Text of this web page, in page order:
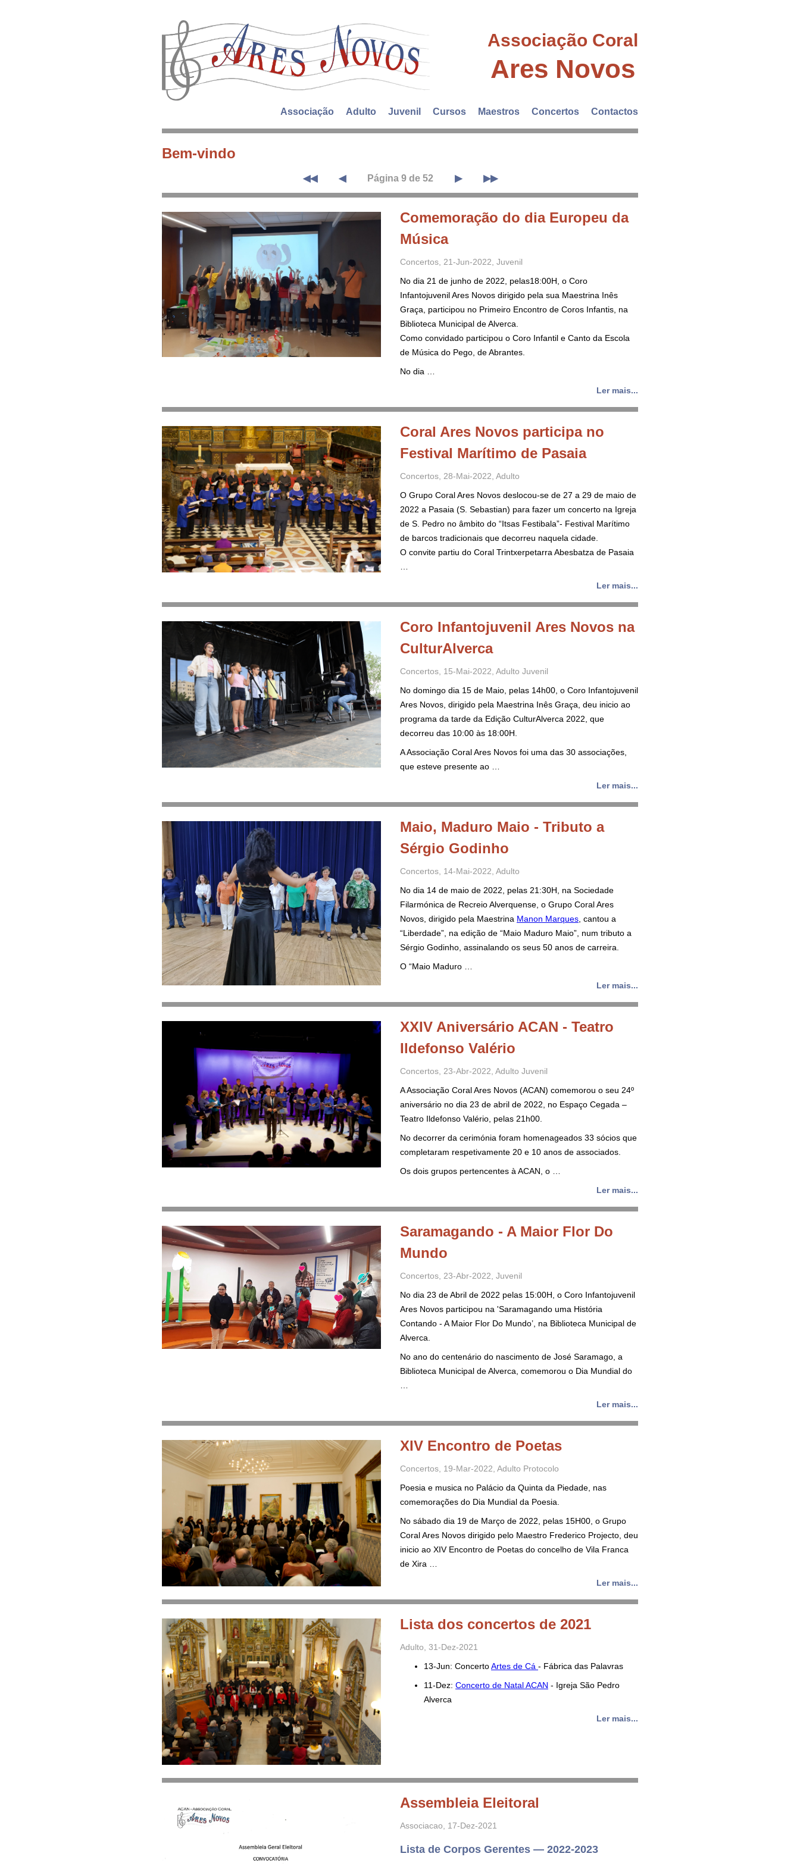
Associação Coral
Ares Novos
Associação Adulto Juvenil Cursos Maestros Concertos Contactos
Bem-vindo
◀◀ ◀ Página 9 de 52 ▶ ▶▶
Comemoração do dia Europeu da
Música
Concertos 21-Jun-2022 Juvenil
No dia 21 de junho de 2022, pelas18:00H, o Coro
Infantojuvenil Ares Novos dirigido pela sua Maestrina Inês
Graça, participou no Primeiro Encontro de Coros Infantis, na
Biblioteca Municipal de Alverca.
Como convidado participou o Coro Infantil e Canto da Escola
de Música do Pego, de Abrantes.
No dia …
Ler mais...
Coral Ares Novos participa no
Festival Marítimo de Pasaia
Concertos 28-Mai-2022 Adulto
O Grupo Coral Ares Novos deslocou-se de 27 a 29 de maio de
2022 a Pasaia (S. Sebastian) para fazer um concerto na Igreja
de S. Pedro no âmbito do “Itsas Festibala”- Festival Marítimo
de barcos tradicionais que decorreu naquela cidade.
O convite partiu do Coral Trintxerpetarra Abesbatza de Pasaia
Ler mais...
Coro Infantojuvenil Ares Novos na
CulturAlverca
Concertos 15-Mai-2022 Adulto Juvenil
No domingo dia 15 de Maio, pelas 14h00, o Coro Infantojuvenil
Ares Novos, dirigido pela Maestrina Inês Graça, deu inicio ao
programa da tarde da Edição CulturAlverca 2022, que
decorreu das 10:00 às 18:00H.
A Associação Coral Ares Novos foi uma das 30 associações,
que esteve presente ao …
Ler mais...
Maio, Maduro Maio - Tributo a
Sérgio Godinho
Concertos 14-Mai-2022 Adulto
No dia 14 de maio de 2022, pelas 21:30H, na Sociedade
Filarmónica de Recreio Alverquense, o Grupo Coral Ares
Novos, dirigido pela Maestrina Manon Marques , cantou a
“Liberdade”, na edição de “Maio Maduro Maio”, num tributo a
Sérgio Godinho, assinalando os seus 50 anos de carreira.
O “Maio Maduro …
Ler mais...
XXIV Aniversário ACAN - Teatro
Ildefonso Valério
Concertos 23-Abr-2022 Adulto Juvenil
A Associação Coral Ares Novos (ACAN) comemorou o seu 24º
aniversário no dia 23 de abril de 2022, no Espaço Cegada –
Teatro Ildefonso Valério, pelas 21h00.
No decorrer da cerimónia foram homenageados 33 sócios que
completaram respetivamente 20 e 10 anos de associados.
Os dois grupos pertencentes à ACAN, o …
Ler mais...
Saramagando - A Maior Flor Do
Mundo
Concertos 23-Abr-2022 Juvenil
No dia 23 de Abril de 2022 pelas 15:00H, o Coro Infantojuvenil
Ares Novos participou na 'Saramagando uma História
Contando - A Maior Flor Do Mundo’, na Biblioteca Municipal de
Alverca.
No ano do centenário do nascimento de José Saramago, a
Biblioteca Municipal de Alverca, comemorou o Dia Mundial do
Ler mais...
XIV Encontro de Poetas
Concertos 19-Mar-2022 Adulto Protocolo
Poesia e musica no Palácio da Quinta da Piedade, nas
comemorações do Dia Mundial da Poesia.
No sábado dia 19 de Março de 2022, pelas 15H00, o Grupo
Coral Ares Novos dirigido pelo Maestro Frederico Projecto, deu
inicio ao XIV Encontro de Poetas do concelho de Vila Franca
de Xira …
Ler mais...
Lista dos concertos de 2021
Adulto 31-Dez-2021
13-Jun: ConcertoArtes de Cá - Fábrica das Palavras
11-Dez: Concerto de Natal ACAN - Igreja São Pedro
Alverca
Ler mais...
Assembleia Eleitoral
Associacao 17-Dez-2021
Lista de Corpos Gerentes — 2022-2023